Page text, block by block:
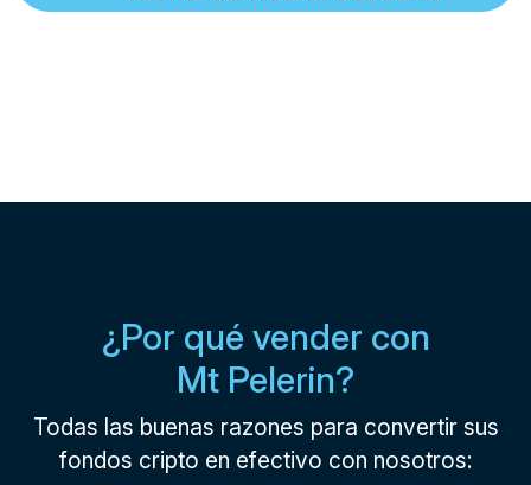
¿Por qué vender con
Mt Pelerin?
Todas las buenas razones para convertir sus
fondos cripto en efectivo con nosotros: